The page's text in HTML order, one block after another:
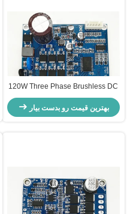
120W Three Phase Brushless DC
Motor Controller with Advanced
Motor Speed Capability of 100-
100000RPM
بهترین قیمت رو بدست بیار